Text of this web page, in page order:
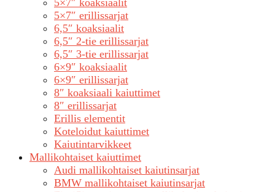
5×7″ koaksiaalit
5×7″ erillissarjat
6,5″ koaksiaalit
6,5″ 2-tie erillissarjat
6,5″ 3-tie erillissarjat
6×9″ koaksiaalit
6×9″ erillissarjat
8″ koaksiaali kaiuttimet
8″ erillissarjat
Erillis elementit
Koteloidut kaiuttimet
Kaiutintarvikkeet
Mallikohtaiset kaiuttimet
Audi mallikohtaiset kaiutinsarjat
BMW mallikohtaiset kaiutinsarjat